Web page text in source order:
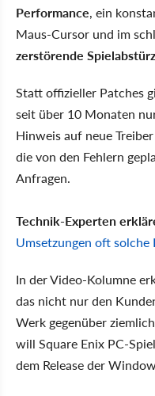
Performance, ein
Maus-Cursor und im
zerstörende
Statt offizieller Patches
seit über 10 Monaten
Hinweis auf neue
die von den Fehlern
Anfragen.
Technik-Experten
Umsetzungen oft solche
In der Video-Kolumne
das nicht nur den
Werk gegenüber
will Square Enix PC-
dem Release der